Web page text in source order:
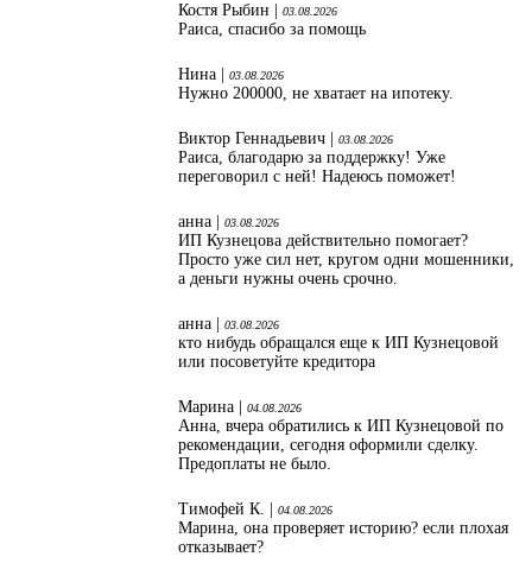
Костя Рыбин | 03.08.2026
Раиса, спасибо за помощь
Нина | 03.08.2026
Нужно 200000, не хватает на ипотеку.
Виктор Геннадьевич | 03.08.2026
Раиса, благодарю за поддержку! Уже
переговорил с ней! Надеюсь поможет!
анна | 03.08.2026
ИП Кузнецова действительно помогает?
Просто уже сил нет, кругом одни мошенники,
а деньги нужны очень срочно.
анна | 03.08.2026
кто нибудь обращался еще к ИП Кузнецовой
или посоветуйте кредитора
Марина | 04.08.2026
Анна, вчера обратились к ИП Кузнецовой по
рекомендации, сегодня оформили сделку.
Предоплаты не было.
Тимофей К. | 04.08.2026
Марина, она проверяет историю? если плохая
отказывает?